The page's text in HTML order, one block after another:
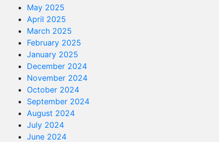
May 2025
April 2025
March 2025
February 2025
January 2025
December 2024
November 2024
October 2024
September 2024
August 2024
July 2024
June 2024